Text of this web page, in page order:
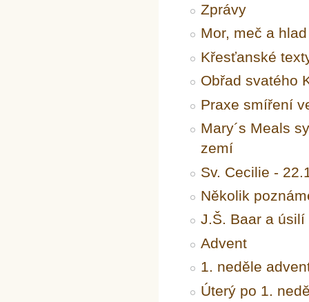
Zprávy
Mor, meč a hlad
Křesťanské
Obřad svatého
Praxe smíření
Mary´s Meals
zemí
Sv. Cecilie -
Několik
J.Š. Baar a
Advent
1. neděle
Úterý po 1.